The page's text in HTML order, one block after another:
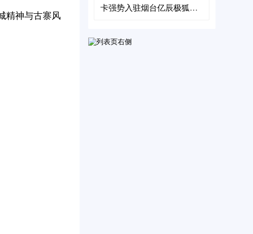
精神与古寨风
卡强势入驻烟台亿辰极狐